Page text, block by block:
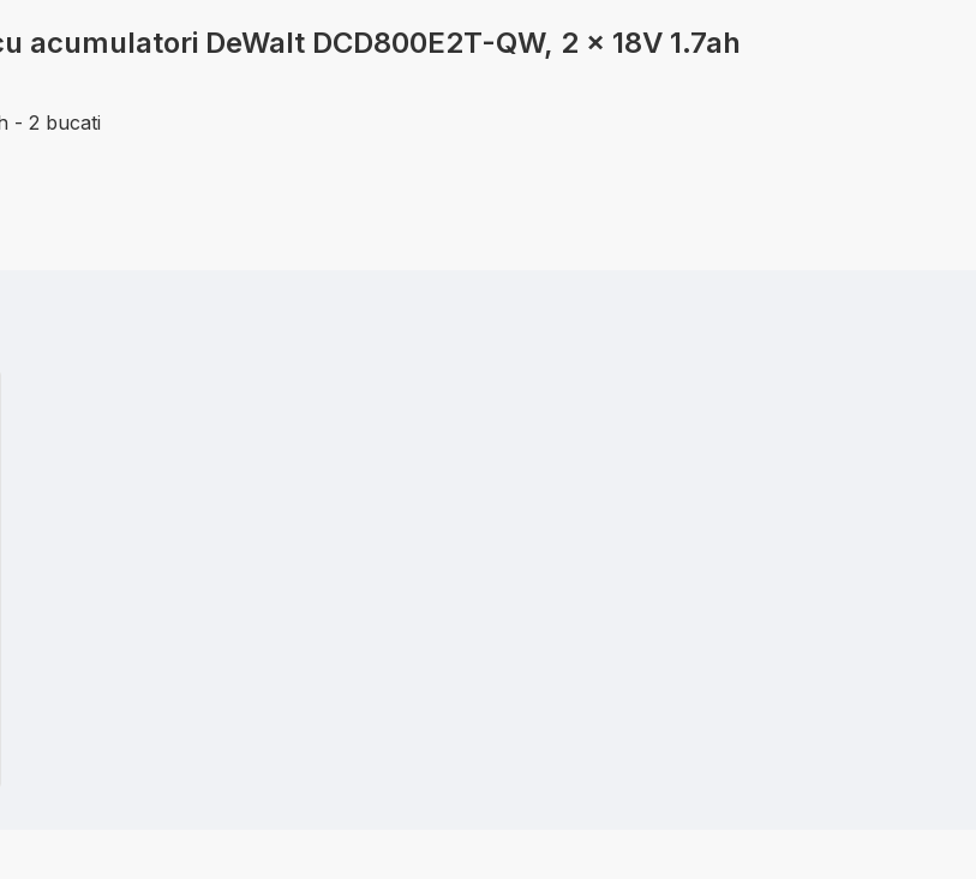
DeWalt DCD800E2T-QW, 2 x 18V 1.7ah
- 2 bucati